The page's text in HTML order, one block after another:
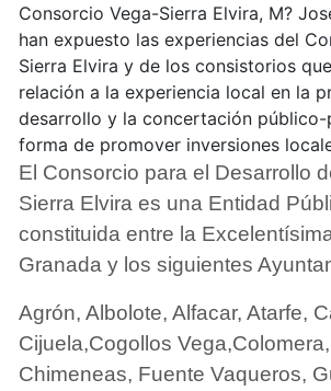
Consorcio Vega-Sierra Elvira, M?
han expuesto las experiencias del
Sierra Elvira y de los consistorios
relación a la experiencia local en la
desarrollo y la concertación
forma de promover inversiones
El Consorcio para el Desarrollo
Sierra Elvira es una Entidad
constituida entre la
Granada y los siguientes
Agrón, Albolote, Alfacar, Atarfe,
Cijuela,Cogollos
Chimeneas, Fuente Vaqueros,